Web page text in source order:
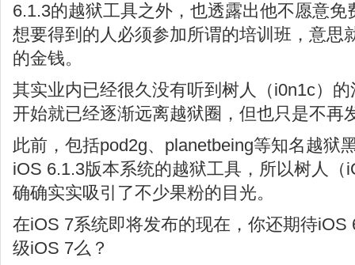
6.1.3的越狱工具之外，也透露出他不愿意
想要得到的人必须参加所谓的培训班，意思
的金钱。
其实业内已经很久没有听到树人（i0n1c）
开始就已经逐渐远离越狱圈，但也只是不再
此前，包括pod2g、planetbeing等知名越狱
iOS 6.1.3版本系统的越狱工具，所以树人（
确确实实吸引了不少果粉的目光。
在iOS 7系统即将发布的现在，你还期待iOS
级iOS 7么？